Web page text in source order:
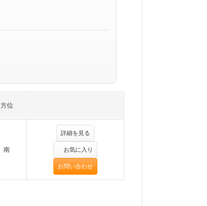
方位
南
詳細を見る
お気に入り
お問い合わせ